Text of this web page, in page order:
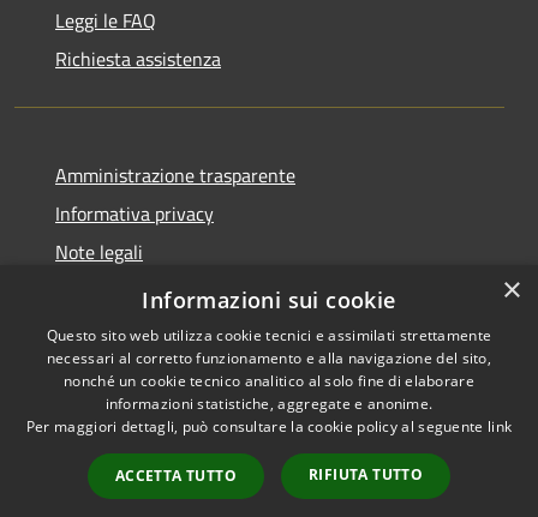
Leggi le FAQ
Richiesta assistenza
Amministrazione trasparente
Informativa privacy
Note legali
Dichiarazione di accessibilità
Accessibilità
Copyright © 2026 • Comune di
Cervia • Powered by
Municipium•
Accesso
redazione
×
Informazioni sui cookie
Questo sito web utilizza cookie tecnici e assimilati strettamente
necessari al corretto funzionamento e alla navigazione del sito,
nonché un cookie tecnico analitico al solo fine di elaborare
informazioni statistiche, aggregate e anonime.
Per maggiori dettagli, può consultare la cookie policy al seguente link
ACCETTA TUTTO RIFIUTA TUTTO